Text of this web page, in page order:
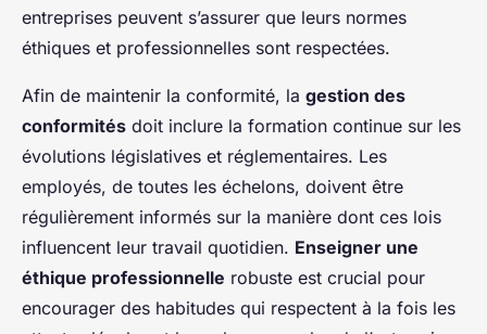
entreprises peuvent s’assurer que leurs normes
éthiques et professionnelles sont respectées.
Afin de maintenir la conformité, la gestion des
conformités doit inclure la formation continue sur les
évolutions législatives et réglementaires. Les
employés, de toutes les échelons, doivent être
régulièrement informés sur la manière dont ces lois
influencent leur travail quotidien. Enseigner une
éthique professionnelle robuste est crucial pour
encourager des habitudes qui respectent à la fois les